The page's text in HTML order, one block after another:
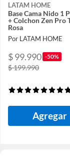
LATAM HOME
Base Cama Nido 1
+ Colchon Zen Pro
Rosa
Por LATAM HOME
$ 99.990 -50%
$ 199.990
Agregar